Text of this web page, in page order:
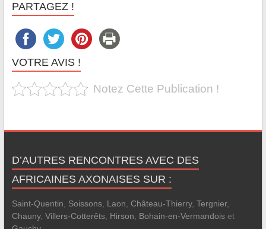
PARTAGEZ !
VOTRE AVIS !
Notez Cette Publication !
D’AUTRES RENCONTRES AVEC DES
AFRICAINES AXONAISES SUR :
Saint-Quentin, Soissons, Laon, Château-Thierry, Tergnier,
Chauny, Villers-Cotterêts, Hirson, Bohain-en-Vermandoiset